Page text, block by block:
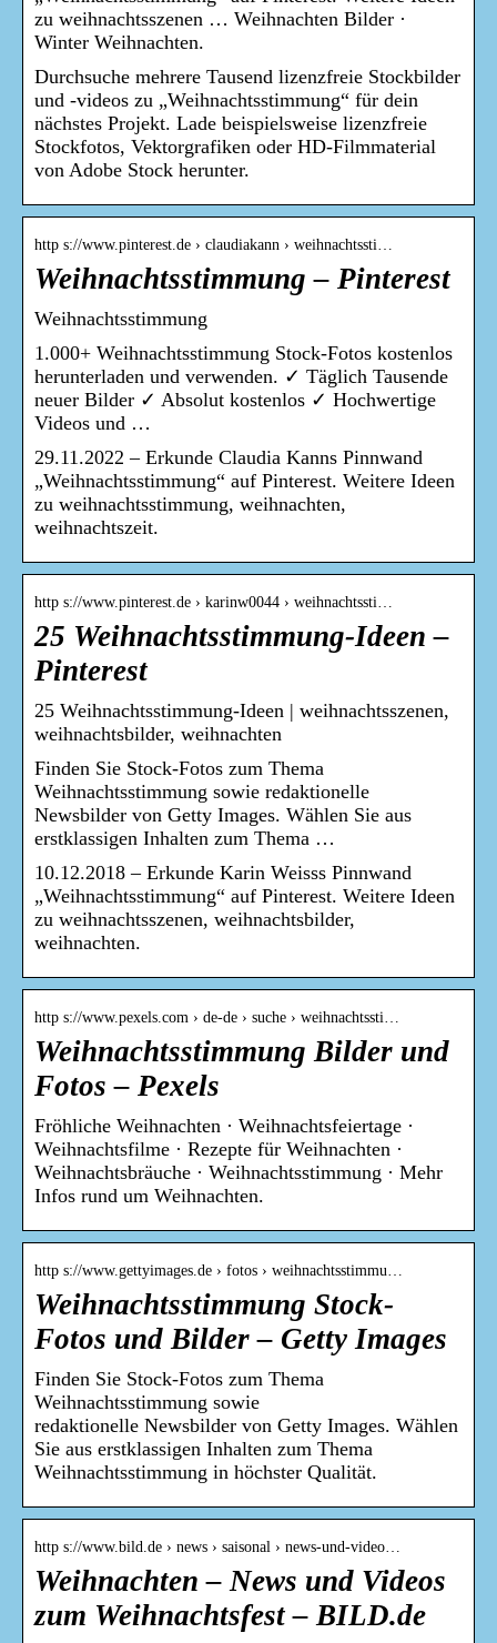
zu weihnachtsszenen … Weihnachten Bilder ·
Winter Weihnachten.
Durchsuche mehrere Tausend lizenzfreie Stockbilder
und -videos zu „Weihnachtsstimmung“ für dein
nächstes Projekt. Lade beispielsweise lizenzfreie
Stockfotos, Vektorgrafiken oder HD-Filmmaterial
von Adobe Stock herunter.
http s://www.pinterest.de › claudiakann › weihnachtssti…
Weihnachtsstimmung – Pinterest
Weihnachtsstimmung
1.000+ Weihnachtsstimmung Stock-Fotos kostenlos
herunterladen und verwenden. ✓ Täglich Tausende
neuer Bilder ✓ Absolut kostenlos ✓ Hochwertige
Videos und …
29.11.2022 – Erkunde Claudia Kanns Pinnwand
„Weihnachtsstimmung“ auf Pinterest. Weitere Ideen
zu weihnachtsstimmung, weihnachten,
weihnachtszeit.
http s://www.pinterest.de › karinw0044 › weihnachtssti…
25 Weihnachtsstimmung-Ideen –
Pinterest
25 Weihnachtsstimmung-Ideen | weihnachtsszenen,
weihnachtsbilder, weihnachten
Finden Sie Stock-Fotos zum Thema
Weihnachtsstimmung sowie redaktionelle
Newsbilder von Getty Images. Wählen Sie aus
erstklassigen Inhalten zum Thema …
10.12.2018 – Erkunde Karin Weisss Pinnwand
„Weihnachtsstimmung“ auf Pinterest. Weitere Ideen
zu weihnachtsszenen, weihnachtsbilder,
weihnachten.
http s://www.pexels.com › de-de › suche › weihnachtssti…
Weihnachtsstimmung Bilder und
Fotos – Pexels
Fröhliche Weihnachten · Weihnachtsfeiertage ·
Weihnachtsfilme · Rezepte für Weihnachten ·
Weihnachtsbräuche · Weihnachtsstimmung · Mehr
Infos rund um Weihnachten.
http s://www.gettyimages.de › fotos › weihnachtsstimmu…
Weihnachtsstimmung Stock-
Fotos und Bilder – Getty Images
Finden Sie Stock-Fotos zum Thema
Weihnachtsstimmung sowie
redaktionelle Newsbilder von Getty Images. Wählen
Sie aus erstklassigen Inhalten zum Thema
Weihnachtsstimmung in höchster Qualität.
http s://www.bild.de › news › saisonal › news-und-video…
Weihnachten – News und Videos
zum Weihnachtsfest – BILD.de